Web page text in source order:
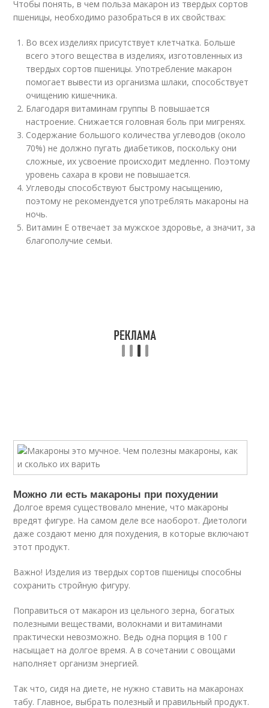
Чтобы понять, в чем польза макарон из твердых сортов
пшеницы, необходимо разобраться в их свойствах:
Во всех изделиях присутствует клетчатка. Больше
всего этого вещества в изделиях, изготовленных из
твердых сортов пшеницы. Употребление макарон
помогает вывести из организма шлаки, способствует
очищению кишечника.
Благодаря витаминам группы В повышается
настроение. Снижается головная боль при мигренях.
Содержание большого количества углеводов (около
70%) не должно пугать диабетиков, поскольку они
сложные, их усвоение происходит медленно. Поэтому
уровень сахара в крови не повышается.
Углеводы способствуют быстрому насыщению,
поэтому не рекомендуется употреблять макароны на
ночь.
Витамин Е отвечает за мужское здоровье, а значит, за
благополучие семьи.
Можно ли есть макароны при похудении
Долгое время существовало мнение, что макароны
вредят фигуре. На самом деле все наоборот. Диетологи
даже создают меню для похудения, в которые включают
этот продукт.
Важно! Изделия из твердых сортов пшеницы способны
сохранить стройную фигуру.
Поправиться от макарон из цельного зерна, богатых
полезными веществами, волокнами и витаминами
практически невозможно. Ведь одна порция в 100 г
насыщает на долгое время. А в сочетании с овощами
наполняет организм энергией.
Так что, сидя на диете, не нужно ставить на макаронах
табу. Главное, выбрать полезный и правильный продукт.